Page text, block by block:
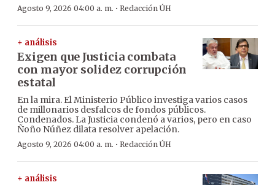
Agosto 9, 2026 04:00 a. m. · Redacción ÚH
+ análisis
Exigen que Justicia combata
con mayor solidez corrupción
estatal
En la mira. El Ministerio Público investiga varios casos
de millonarios desfalcos de fondos públicos.
Condenados. La Justicia condenó a varios, pero en caso
Ñoño Núñez dilata resolver apelación.
Agosto 9, 2026 04:00 a. m. · Redacción ÚH
+ análisis